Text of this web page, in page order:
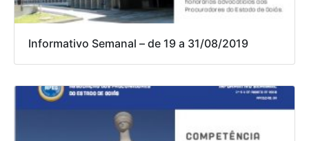
Informativo Semanal – de 19 a 31/08/2019